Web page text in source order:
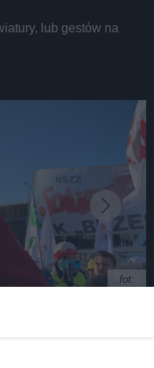
lub gestów na
fot:
Jeżeli nie, to